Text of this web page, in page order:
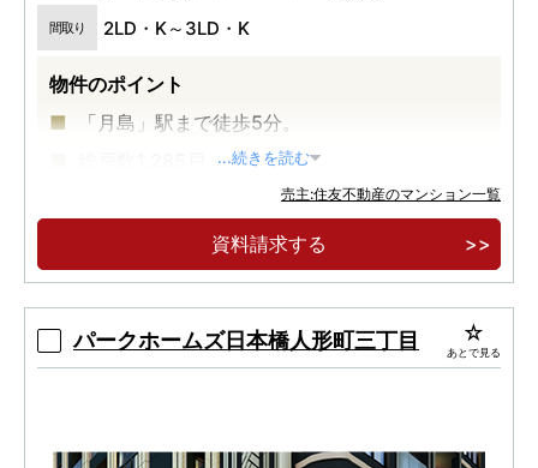
間取り 2LD・K～3LD・K
物件のポイント
「月島」駅まで徒歩5分。
総戸数1,285戸。
中央区最高層58階建、超高層大規模再開発タワ
...続きを読む
売主:住友不動産のマンション一覧
資料請求する
パークホームズ日本橋人形町三丁目 あとで見る